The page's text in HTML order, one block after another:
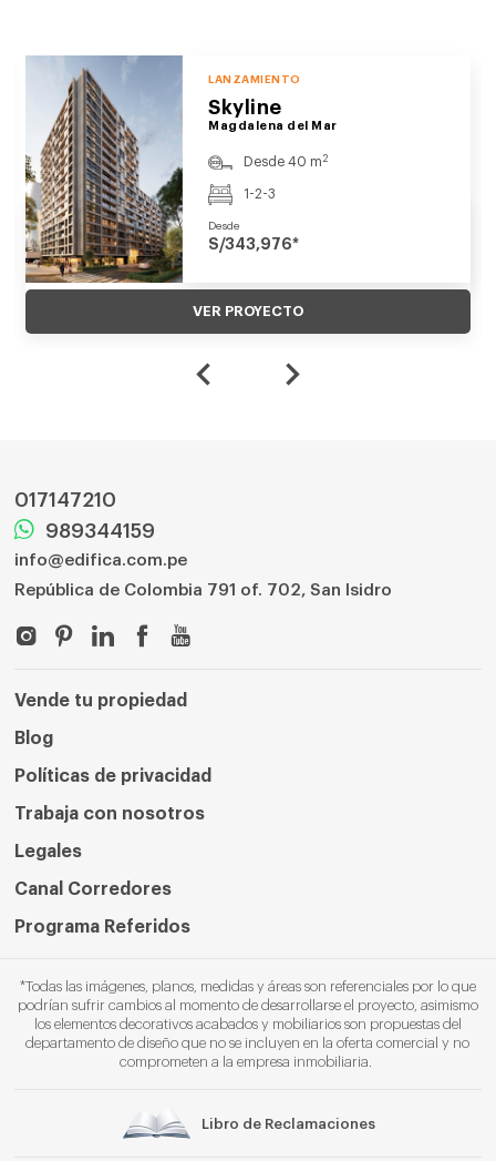
LANZAMIENTO
Skyline
Magdalena del Mar
Desde 40 m2
1-2-3
Desde
S/343,976*
VER PROYECTO
017147210
989344159
info@edifica.com.pe
República de Colombia 791 of. 702, San Isidro
Vende tu propiedad
Blog
Políticas de privacidad
Trabaja con nosotros
Legales
Canal Corredores
Programa Referidos
*Todas las imágenes, planos, medidas y áreas son referenciales por lo que
podrían sufrir cambios al momento de desarrollarse el proyecto, asimismo
los elementos decorativos acabados y mobiliarios son propuestas del
departamento de diseño que no se incluyen en la oferta comercial y no
comprometen a la empresa inmobiliaria.
Libro de Reclamaciones